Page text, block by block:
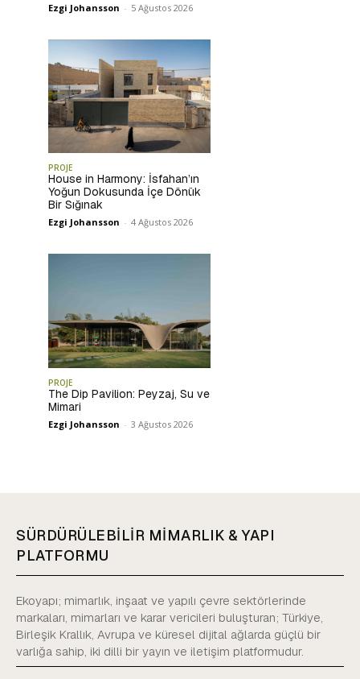
Ezgi Johansson - 5 Ağustos 2026
PROJE
House in Harmony: İsfahan’ın
Yoğun Dokusunda İçe Dönük
Bir Sığınak
Ezgi Johansson - 4 Ağustos 2026
PROJE
The Dip Pavilion: Peyzaj, Su ve
Mimari
Ezgi Johansson - 3 Ağustos 2026
SÜRDÜRÜLEBİLİR MİMARLIK & YAPI
PLATFORMU
Ekoyapı; mimarlık, inşaat ve yapılı çevre sektörlerinde
markaları, mimarları ve karar vericileri buluşturan; Türkiye,
Birleşik Krallık, Avrupa ve küresel dijital ağlarda güçlü bir
varlığa sahip, iki dilli bir yayın ve iletişim platformudur.